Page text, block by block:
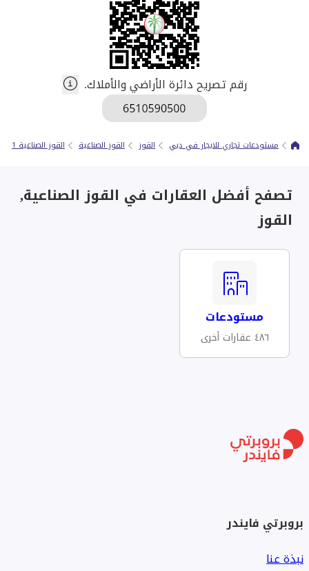
رقم تصريح دائرة الأراضي والأملاك.
مستودعات تجاري للايجار في دبي القوز القوز الصناعية القوز الصناعية 1
تصفح أفضل العقارات في القوز الصناعية,
القوز
مستودعات
٤٨٦ عقارات أخرى
بروبرتي فايندر
نبذة عنا